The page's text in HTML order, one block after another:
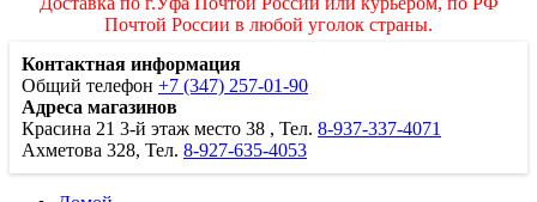
Почтой России в любой уголок страны.
Контактная информация
Общий телефон +7 (347) 257-01-90
Адреса магазинов
Красина 21 3-й этаж место 38 , Тел. 8-937-337-4071
Ахметова 328, Тел. 8-927-635-4053